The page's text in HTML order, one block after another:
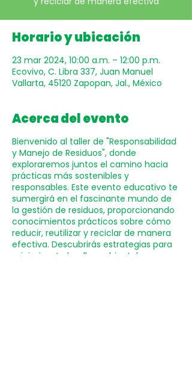
Horario y ubicación
23 mar 2024, 10:00 a.m. – 12:00 p.m.
Ecovivo, C. Libra 337, Juan Manuel
Vallarta, 45120 Zapopan, Jal., México
Acerca del evento
Bienvenido al taller de "Responsabilidad
y Manejo de Residuos", donde
exploraremos juntos el camino hacia
prácticas más sostenibles y
responsables. Este evento educativo te
sumergirá en el fascinante mundo de
la gestión de residuos, proporcionando
conocimientos prácticos sobre cómo
reducir, reutilizar y reciclar de manera
efectiva. Descubrirás estrategias para
minimizar tu huella ambiental y